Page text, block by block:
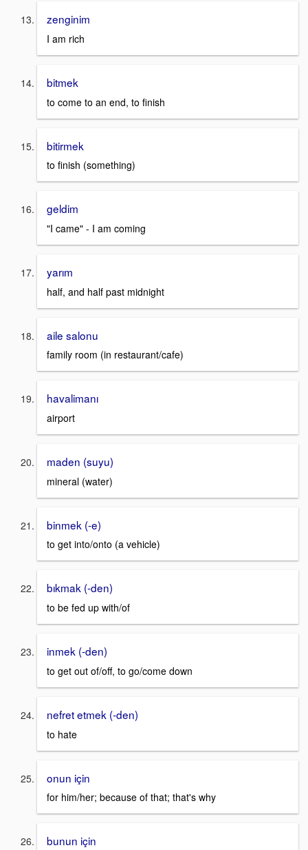
zenginim
I am rich
bitmek
to come to an end, to finish
bitirmek
to finish (something)
geldim
"I came" - I am coming
yarım
half, and half past midnight
aile salonu
family room (in restaurant/cafe)
havalimanı
airport
maden (suyu)
mineral (water)
binmek (-e)
to get into/onto (a vehicle)
bıkmak (-den)
to be fed up with/of
inmek (-den)
to get out of/off, to go/come down
nefret etmek (-den)
to hate
onun için
for him/her; because of that; that's why
bunun için